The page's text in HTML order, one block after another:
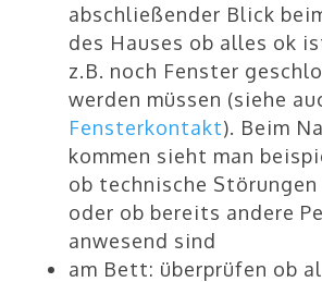
abschließender Blick
des Hauses ob alles ok
z.B. noch Fenster
werden müssen (siehe
Fensterkontakt). Beim
kommen sieht man
ob technische
oder ob bereits andere
anwesend sind
am Bett: überprüfen ob